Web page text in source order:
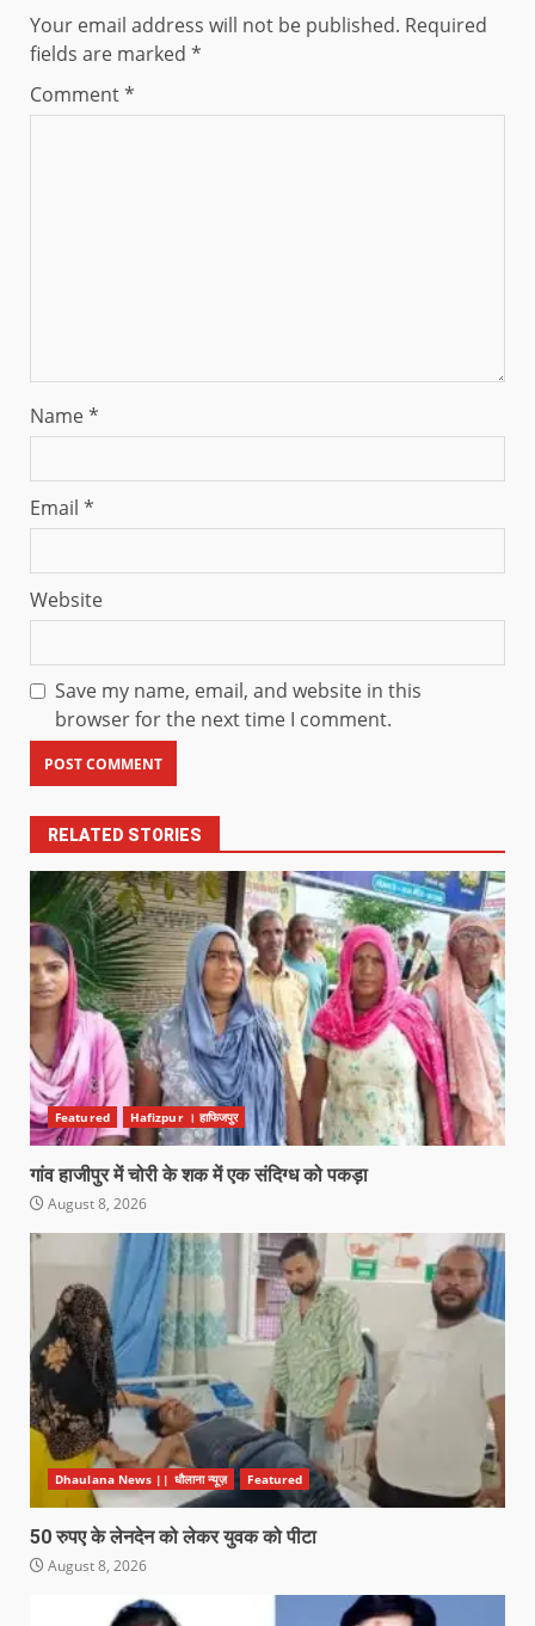
Your email address will not be published. Required
fields are marked *
Comment*
Name*
Email *
Website
Save my name, email, and website in this
browser for the next time I comment.
RELATED STORIES
Featured Hafizpur । हाफिजपुर
गांव हाजीपुर में चोरी के शक में एक संदिग्ध को पकड़ा
August 8, 2026
Dhaulana News || धौलाना न्यूज़ Featured
50 रुपए के लेनदेन को लेकर युवक को पीटा
August 8, 2026